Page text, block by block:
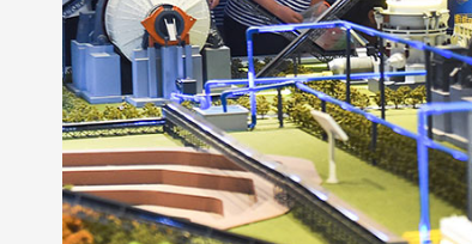
大国智造 大国展会 大国保险
CCTV.节目官网 直播 节目单